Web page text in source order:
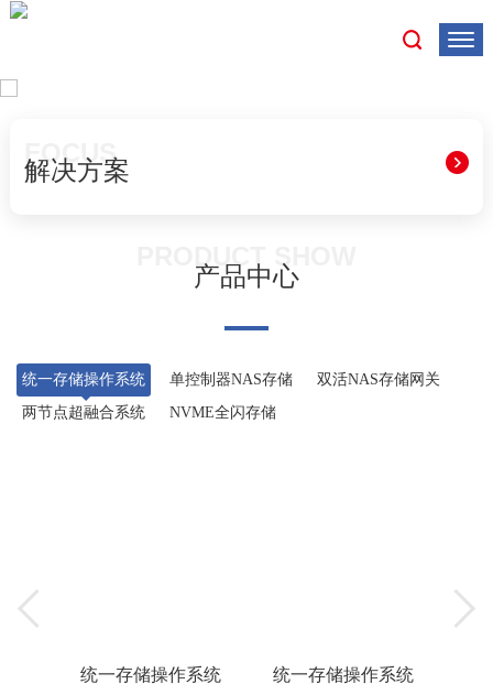
FOCUS
解决方案
PRODUCT SHOW
产品中心
统一存储操作系统 单控制器NAS存储
双活NAS存储网关
两节点超融合系统
NVME全闪存储
统一存储操作系统 统一存储操作系统